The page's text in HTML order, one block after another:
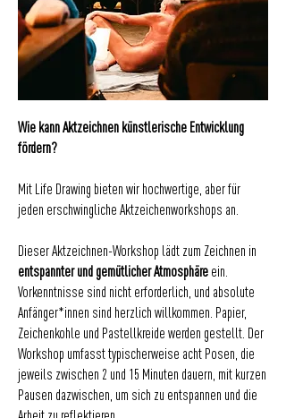
Wie kann Aktzeichnen künstlerische Entwicklung
fördern?
Mit Life Drawing bieten wir hochwertige, aber für
jeden erschwingliche Aktzeichenworkshops an.
Dieser Aktzeichnen-Workshop lädt zum Zeichnen in
entspannter und gemütlicher Atmosphäre ein.
Vorkenntnisse sind nicht erforderlich, und absolute
Anfänger*innen sind herzlich willkommen. Papier,
Zeichenkohle und Pastellkreide werden gestellt. Der
Workshop umfasst typischerweise acht Posen, die
jeweils zwischen 2 und 15 Minuten dauern, mit kurzen
Pausen dazwischen, um sich zu entspannen und die